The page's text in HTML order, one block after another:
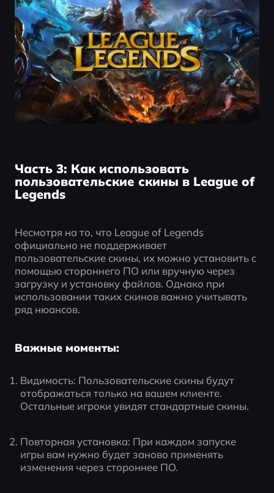
Часть 3: Как использовать
пользовательские скины в League of
Legends
Несмотря на то, что League of Legends
официально не поддерживает
пользовательские скины, их можно установить с
помощью стороннего ПО или вручную через
загрузку и установку файлов. Однако при
использовании таких скинов важно учитывать
ряд нюансов.
Важные моменты:
Видимость: Пользовательские скины будут
отображаться только на вашем клиенте.
Остальные игроки увидят стандартные скины.
Повторная установка: При каждом запуске
игры вам нужно будет заново применять
изменения через стороннее ПО.